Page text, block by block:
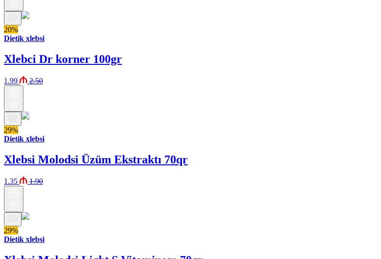
20%
Dietik xlebsi
Xlebci Dr korner 100gr
1.99 2.50
29%
Dietik xlebsi
Xlebsi Molodsi Üzüm Ekstraktı 70qr
1.35 1.90
29%
Dietik xlebsi